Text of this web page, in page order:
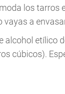
los tarros
vayas a
alcohol etílico
cúbicos).